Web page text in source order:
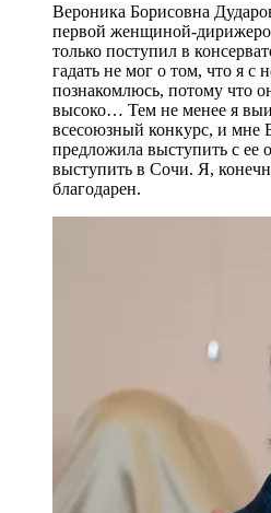
Вероника Борисовна
первой женщиной-
только поступил в
гадать не мог о том, что я с
познакомлюсь, потому что
высоко… Тем не менее я
всесоюзный конкурс, и мне
предложила выступить с ее
выступить в Сочи. Я,
благодарен.